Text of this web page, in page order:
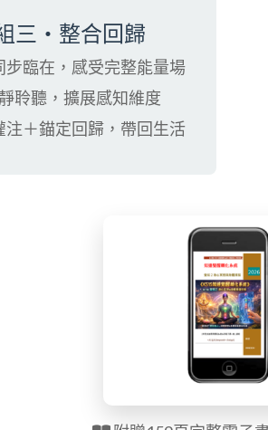
三・整合回歸
步臨在，感受完整能量場
聆聽，擴展感知維度
注＋錨定回歸，帶回生活